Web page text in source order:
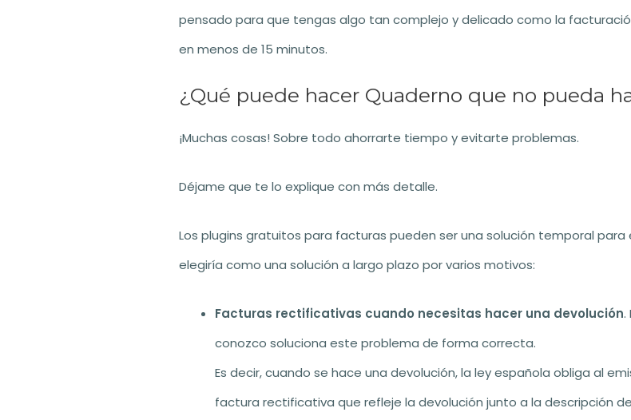
pensado para que tengas algo tan complejo y delicado como la
en menos de 15 minutos.
¿Qué puede hacer Quaderno que no pueda
¡Muchas cosas! Sobre todo ahorrarte tiempo y evitarte problemas.
Déjame que te lo explique con más detalle.
Los plugins gratuitos para facturas pueden ser una solución temporal
elegiría como una solución a largo plazo por varios motivos:
Facturas rectificativas cuando necesitas hacer una devolución.
conozco soluciona este problema de forma correcta.
Es decir, cuando se hace una devolución, la ley española obliga al
factura rectificativa que refleje la devolución junto a la descripción